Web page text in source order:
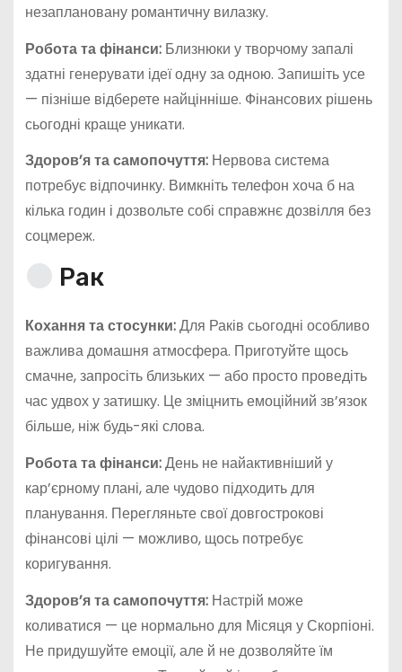
незаплановану романтичну вилазку.
Робота та фінанси:Близнюки у творчому запалі
здатні генерувати ідеї одну за одною. Запишіть усе
— пізніше відберете найцінніше. Фінансових рішень
сьогодні краще уникати.
Здоров’я та самопочуття:Нервова система
потребує відпочинку. Вимкніть телефон хоча б на
кілька годин і дозвольте собі справжнє дозвілля без
соцмереж.
Рак
Кохання та стосунки:Для Раків сьогодні особливо
важлива домашня атмосфера. Приготуйте щось
смачне, запросіть близьких — або просто проведіть
час удвох у затишку. Це зміцнить емоційний зв’язок
більше, ніж будь-які слова.
Робота та фінанси:День не найактивніший у
кар’єрному плані, але чудово підходить для
планування. Перегляньте свої довгострокові
фінансові цілі — можливо, щось потребує
коригування.
Здоров’я та самопочуття:Настрій може
коливатися — це нормально для Місяця у Скорпіоні.
Не придушуйте емоції, але й не дозволяйте їм